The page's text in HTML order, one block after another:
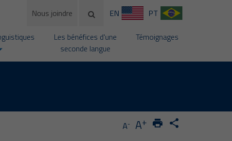
Nous joindre EN PT
Les bénéfices d'une
seconde langue
Témoignages
A- A+ print share